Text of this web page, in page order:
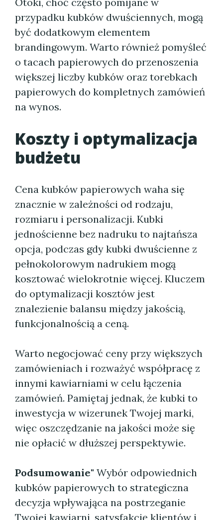
przypadku kubków dwuściennych, mogą
być dodatkowym elementem
brandingowym. Warto również pomyśleć
o tacach papierowych do przenoszenia
większej liczby kubków oraz torebkach
papierowych do kompletnych zamówień
na wynos.
Koszty i optymalizacja
budżetu
Cena kubków papierowych waha się
znacznie w zależności od rodzaju,
rozmiaru i personalizacji. Kubki
jednościenne bez nadruku to najtańsza
opcja, podczas gdy kubki dwuścienne z
pełnokolorowym nadrukiem mogą
kosztować wielokrotnie więcej. Kluczem
do optymalizacji kosztów jest
znalezienie balansu między jakością,
funkcjonalnością a ceną.
Warto negocjować ceny przy większych
zamówieniach i rozważyć współpracę z
innymi kawiarniami w celu łączenia
zamówień. Pamiętaj jednak, że kubki to
inwestycja w wizerunek Twojej marki,
więc oszczędzanie na jakości może się
nie opłacić w dłuższej perspektywie.
Podsumowanie" Wybór odpowiednich
kubków papierowych to strategiczna
decyzja wpływająca na postrzeganie
Twojej kawiarni, satysfakcję klientów i